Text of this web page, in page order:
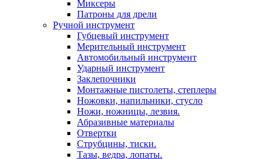
Миксеры
Патроны для дрели
Ручной инструмент
Губцевый инструмент
Мерительный инструмент
Автомобильный инструмент
Ударный инструмент
Заклепочники
Монтажные пистолеты, степлеры
Ножовки, напильники, стусло
Ножи, ножницы, лезвия.
Абразивные материалы
Отвертки
Cтрубцины, тиски.
Тазы, ведра, лопаты.